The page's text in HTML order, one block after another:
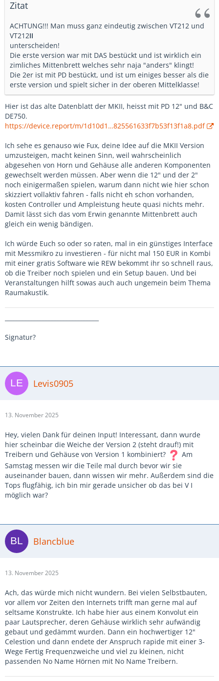
Zitat
ACHTUNG!!! Man muss ganz eindeutig zwischen VT212 und
VT212II
unterscheiden!
Die erste version war mit DAS bestückt und ist wirklich ein
zimliches Mittenbrett welches sehr naja "anders" klingt!
Die 2er ist mit PD bestückt, und ist um einiges besser als die
erste version und spielt sicher in der oberen Mittelklasse!
Hier ist das alte Datenblatt der MKII, heisst mit PD 12" und B&C
DE750.
https://device.report/m/1d10d1…825561633f7b53f13f1a8.pdf
Ich sehe es genauso wie Fux, deine Idee auf die MKII Version
umzusteigen, macht keinen Sinn, weil wahrscheinlich
abgesehen von Horn und Gehäuse alle anderen Komponenten
gewechselt werden müssen. Aber wenn die 12" und der 2"
noch einigermaßen spielen, warum dann nicht wie hier schon
skizziert vollaktiv fahren - falls nicht eh schon vorhanden,
kosten Controller und Ampleistung heute quasi nichts mehr.
Damit lässt sich das vom Erwin genannte Mittenbrett auch
gleich ein wenig bändigen.
Ich würde Euch so oder so raten, mal in ein günstiges Interface
mit Messmikro zu investieren - für nicht mal 150 EUR in Kombi
mit einer gratis Software wie REW bekommt ihr so schnell raus,
ob die Treiber noch spielen und ein Setup bauen. Und bei
Veranstaltungen hilft sowas auch auch ungemein beim Thema
Raumakustik.
Signatur?
Levis0905
13. November 2025
Hey, vielen Dank für deinen Input! Interessant, dann wurde
hier scheinbar die Weiche der Version 2 (steht drauf!) mit
Treibern und Gehäuse von Version 1 kombiniert?
Am
Samstag messen wir die Teile mal durch bevor wir sie
auseinander bauen, dann wissen wir mehr. Außerdem sind die
Tops flugfähig, ich bin mir gerade unsicher ob das bei V I
möglich war?
Blancblue
13. November 2025
Ach, das würde mich nicht wundern. Bei vielen Selbstbauten,
vor allem vor Zeiten den Internets trifft man gerne mal auf
seltsame Konstrukte. Ich habe hier aus einem Konvolut ein
paar Lautsprecher, deren Gehäuse wirklich sehr aufwändig
gebaut und gedämmt wurden. Dann ein hochwertiger 12"
Celestion und dann endete der Anspruch rapide mit einer 3-
Wege Fertig Frequenzweiche und viel zu kleinen, nicht
passenden No Name Hörnen mit No Name Treibern.